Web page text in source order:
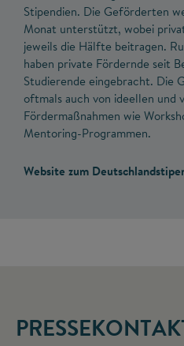
Stipendien. Die Geförderten
Monat unterstützt, wobei
jeweils die Hälfte beitragen.
haben private Fördernde seit
Studierende eingebracht. Die
oftmals auch von ideellen und
Fördermaßnahmen wie
Mentoring-Programmen.
Website zum